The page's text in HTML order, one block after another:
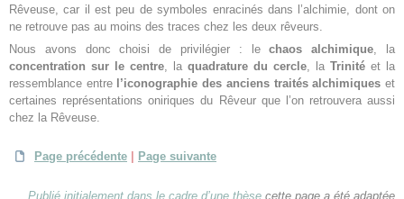
Rêveuse, car il est peu de symboles enracinés dans l’alchimie, dont on
ne retrouve pas au moins des traces chez les deux rêveurs.
Nous avons donc choisi de privilégier : lechaos alchimique, la
concentration sur le centre, la quadrature du cercle, la Trinité et la
ressemblance entre l’iconographie des anciens traités alchimiques et
certaines représentations oniriques du Rêveur que l’on retrouvera aussi
chez la Rêveuse.
Page précédente | Page suivante
Publié initialement dans le cadre d’une thèse cette page a été adaptée